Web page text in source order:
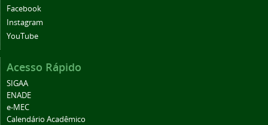
Facebook
Instagram
YouTube
Acesso Rápido
SIGAA
ENADE
e-MEC
Calendário Acadêmico